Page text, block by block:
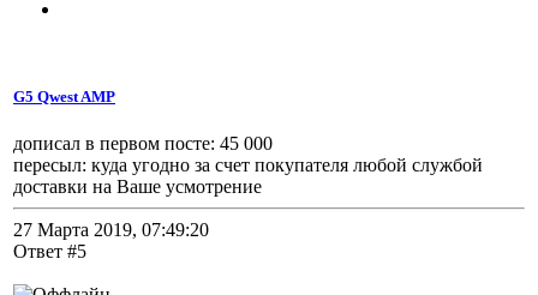
G5 Qwest AMP
дописал в первом посте: 45 000
пересыл: куда угодно за счет покупателя любой службой
доставки на Ваше усмотрение
27 Марта 2019, 07:49:20
Ответ #5